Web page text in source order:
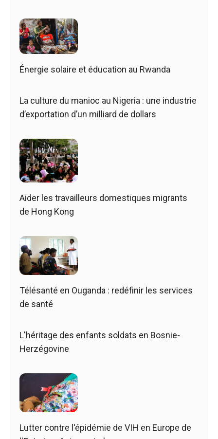
Énergie solaire et éducation au Rwanda
La culture du manioc au Nigeria : une industrie
d’exportation d’un milliard de dollars
Aider les travailleurs domestiques migrants
de Hong Kong
Télésanté en Ouganda : redéfinir les services
de santé
L'héritage des enfants soldats en Bosnie-
Herzégovine
Lutter contre l'épidémie de VIH en Europe de